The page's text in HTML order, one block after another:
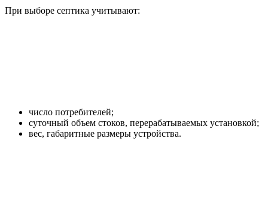
При выборе септика учитывают:
число потребителей;
суточный объем стоков, перерабатываемых установкой;
вес, габаритные размеры устройства.